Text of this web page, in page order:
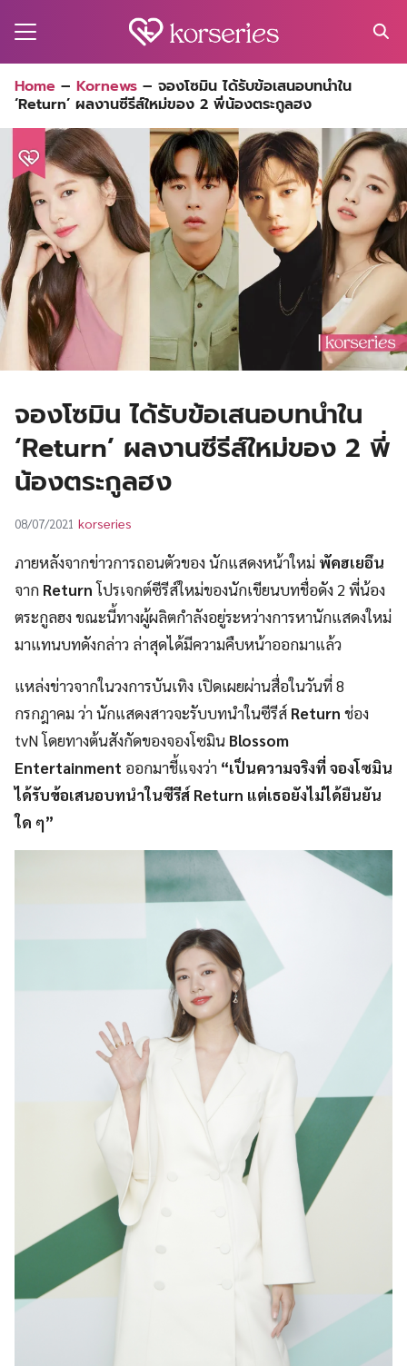
for:
Home – Kornews – จองโซมิน ได้รับข้อเสนอบทนำใน
‘Return’ ผลงานซีรีส์ใหม่ของ 2 พี่น้องตระกูลฮง
จองโซมิน ได้รับข้อเสนอบทนำใน
‘Return’ ผลงานซีรีส์ใหม่ของ 2 พี่
น้องตระกูลฮง
08/07/2021 korseries
ภายหลังจากข่าวการถอนตัวของ นักแสดงหน้าใหม่ พัคฮเยอึน
จาก Returnโปรเจกต์ซีรีส์ใหม่ของนักเขียนบทชื่อดัง 2 พี่น้อง
ตระกูลฮง ขณะนี้ทางผู้ผลิตกำลังอยู่ระหว่างการหานักแสดงใหม่
มาแทนบทดังกล่าว ล่าสุดได้มีความคืบหน้าออกมาแล้ว
แหล่งข่าวจากในวงการบันเทิง เปิดเผยผ่านสื่อในวันที่ 8
กรกฎาคม ว่า นักแสดงสาวจะรับบทนำในซีรีส์ Return ช่อง
tvN โดยทางต้นสังกัดของจองโซมิน Blossom
Entertainment ออกมาชี้แจงว่า “เป็นความจริงที่ จองโซมิน
ได้รับข้อเสนอบทนำในซีรีส์ Return แต่เธอยังไม่ได้ยืนยัน
ใด ๆ”